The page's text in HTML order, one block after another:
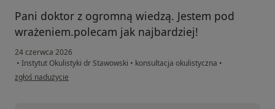
Pani doktor z ogromną wiedzą. Jestem pod
wrażeniem.polecam jak najbardziej!
24 czerwca 2026
• Instytut Okulistyki dr Stawowski • konsultacja okulistyczna •
w opinii użytkownika Dominika
zgłoś nadużycie